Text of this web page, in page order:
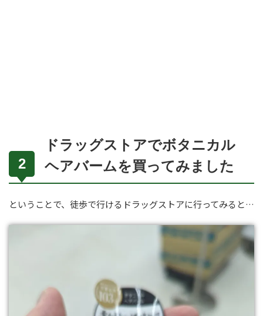
ドラッグストアでボタニカル
ヘアバームを買ってみました
ということで、徒歩で行けるドラッグストアに行ってみると…